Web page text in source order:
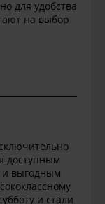
для удобства
на выбор
доступным
и выгодным
и стали